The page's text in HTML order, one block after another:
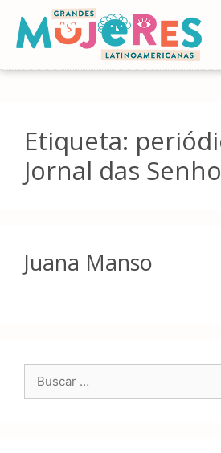
Etiqueta:
Jornal das
Juana Manso